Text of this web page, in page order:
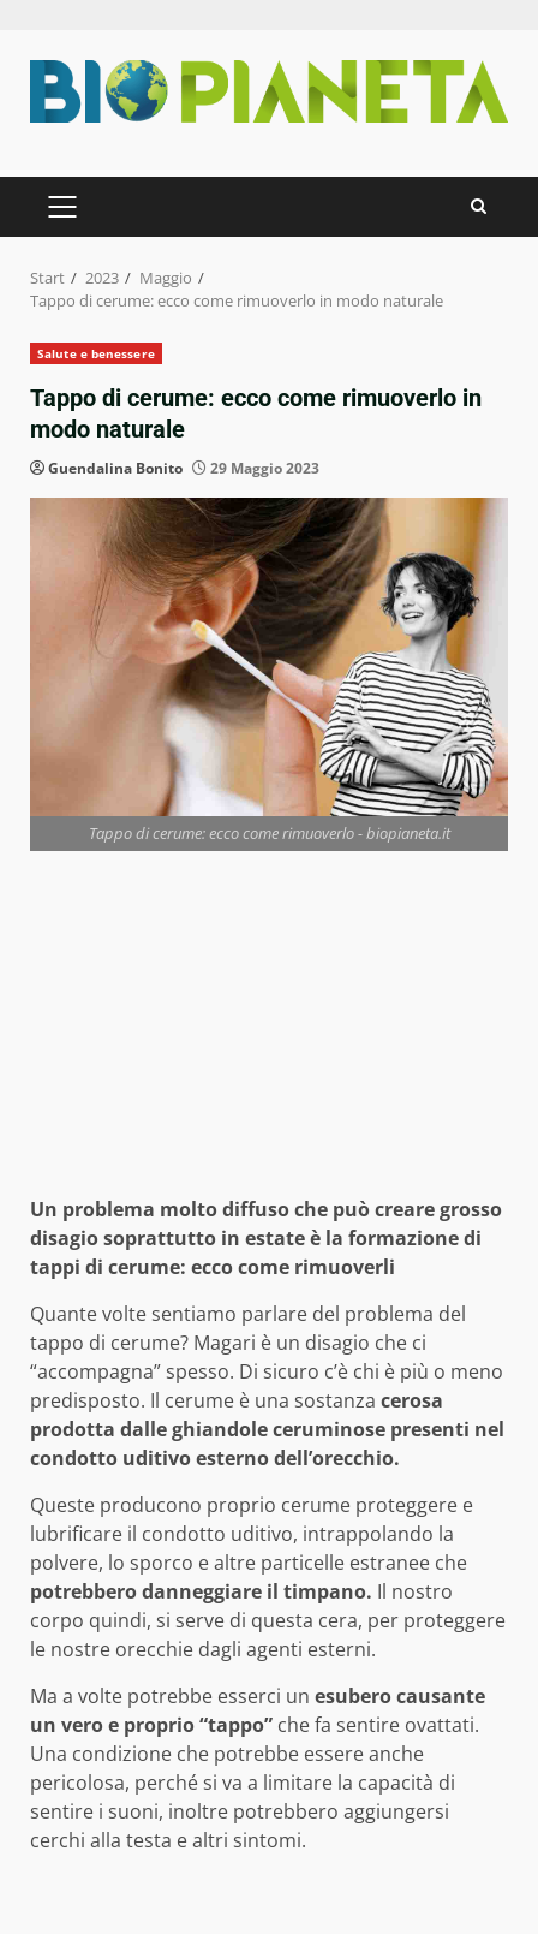
Inhalt
springen
PRIMÄRES
MENÜ
Start 2023
Maggio
Tappo di cerume: ecco come rimuoverlo in modo naturale
Salute e benessere
Tappo di cerume: ecco come rimuoverlo in
modo naturale
Guendalina Bonito 29 Maggio 2023
Tappo di cerume: ecco come rimuoverlo - biopianeta.it
Un problema molto diffuso che può creare grosso
disagio soprattutto in estate è la formazione di
tappi di cerume: ecco come rimuoverli
Quante volte sentiamo parlare del problema del
tappo di cerume? Magari è un disagio che ci
“accompagna” spesso. Di sicuro c’è chi è più o meno
predisposto. Il cerume è una sostanza cerosa
prodotta dalle ghiandole ceruminose presenti nel
condotto uditivo esterno dell’orecchio.
Queste producono proprio cerume proteggere e
lubrificare il condotto uditivo, intrappolando la
polvere, lo sporco e altre particelle estranee che
potrebbero danneggiare il timpano. Il nostro
corpo quindi, si serve di questa cera, per proteggere
le nostre orecchie dagli agenti esterni.
Ma a volte potrebbe esserci un esubero causante
un vero e proprio “tappo” che fa sentire ovattati.
Una condizione che potrebbe essere anche
pericolosa, perché si va a limitare la capacità di
sentire i suoni, inoltre potrebbero aggiungersi
cerchi alla testa e altri sintomi.